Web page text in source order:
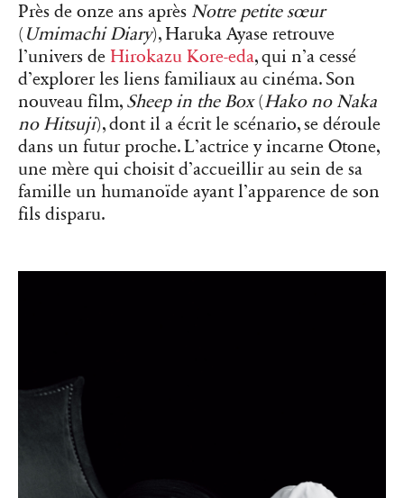
Près de onze ans après Notre petite sœur
( Umimachi Diary), Haruka Ayase retrouve
l’univers de Hirokazu Kore-eda, qui n’a cessé
d’explorer les liens familiaux au cinéma. Son
nouveau film, Sheep in the Box(Hako no Naka
no Hitsuji), dont il a écrit le scénario, se déroule
dans un futur proche. L’actrice y incarne Otone,
une mère qui choisit d’accueillir au sein de sa
famille un humanoïde ayant l’apparence de son
fils disparu.